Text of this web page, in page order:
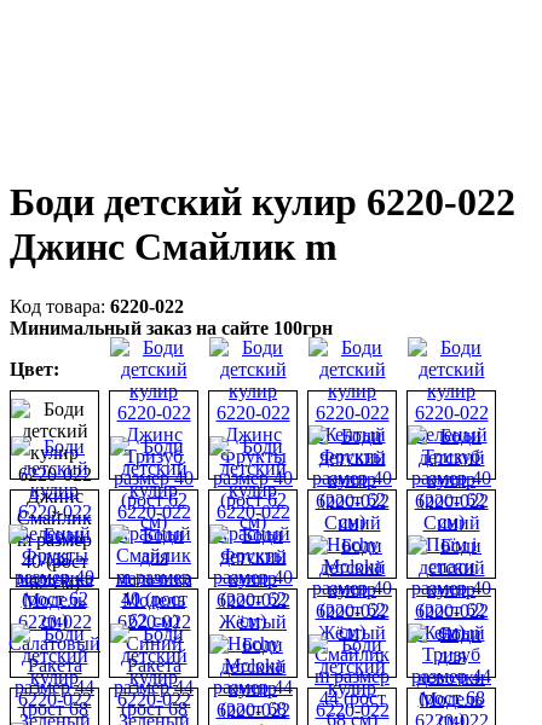
Боди детский кулир 6220-022
Джинс Смайлик m
6220-022
Минимальный заказ на сайте 100грн
Цвет: